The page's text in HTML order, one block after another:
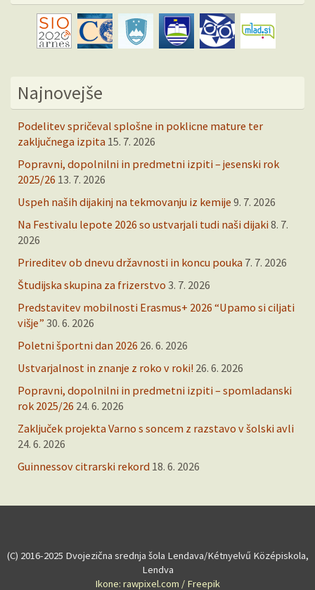
Najnovejše
Podelitev spričeval splošne in poklicne mature ter
zaključnega izpita 15. 7. 2026
Popravni, dopolnilni in predmetni izpiti – jesenski rok
2025/26 13. 7. 2026
Uspeh naših dijakinj na tekmovanju iz kemije 9. 7. 2026
Na Festivalu lepote 2026 so ustvarjali tudi naši dijaki 8. 7.
2026
Prireditev ob dnevu državnosti in koncu pouka 7. 7. 2026
Študijska skupina za frizerstvo 3. 7. 2026
Predstavitev mobilnosti Erasmus+ 2026 “Upamo si ciljati
višje” 30. 6. 2026
Poletni športni dan 2026 26. 6. 2026
Ustvarjalnost in znanje z roko v roki! 26. 6. 2026
Popravni, dopolnilni in predmetni izpiti – spomladanski
rok 2025/26 24. 6. 2026
Zaključek projekta Varno s soncem z razstavo v šolski avli
24. 6. 2026
Guinnessov citrarski rekord 18. 6. 2026
(C) 2016-2025 Dvojezična srednja šola Lendava/Kétnyelvű Középiskola,
Lendva
Ikone: rawpixel.com / Freepik